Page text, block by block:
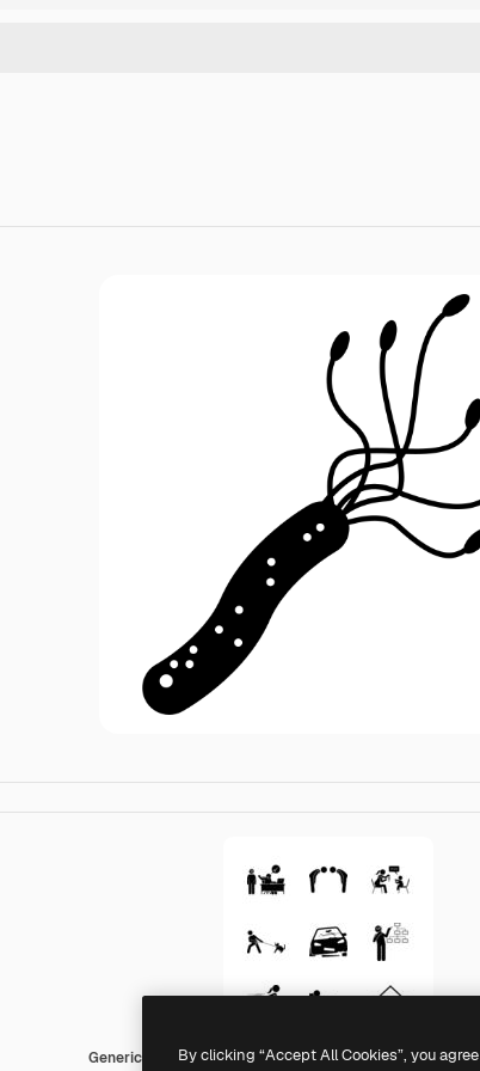
Generic OthersBy clicking “Accept All Cookies”, you